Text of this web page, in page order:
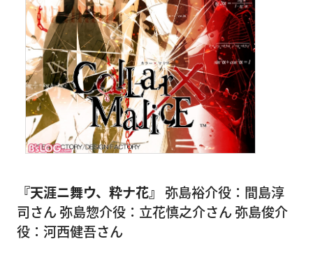
『天涯ニ舞ウ、粋ナ花』 弥島裕介役：間島淳
司さん 弥島惣介役：立花慎之介さん 弥島俊介
役：河西健吾さん